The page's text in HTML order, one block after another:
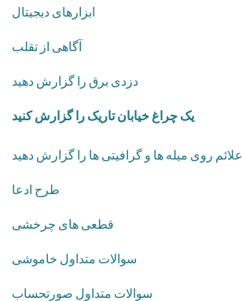
ابزارهای دیجیتال
آگاهی از تقلب
دزدی برق را گزارش دهید
یک چراغ خیابان تاریک را گزارش کنید
علائم روی میله ها و گرافیتی ها را گزارش دهید
طرح ادعا
قطعی های چرخشی
​سوالات متداول خاموشی
سوالات متداول صورتحساب